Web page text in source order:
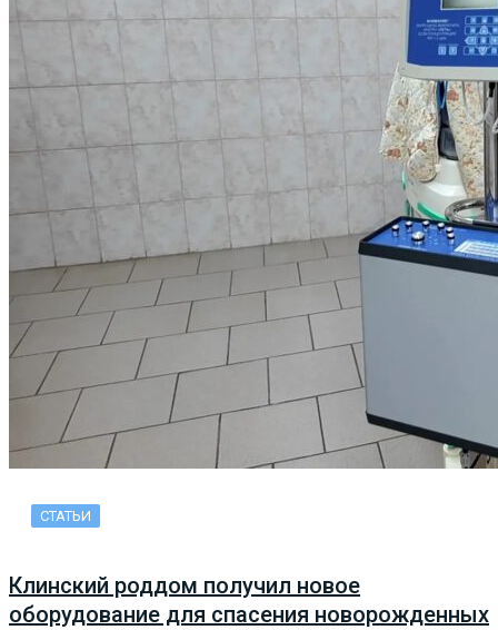
СТАТЬИ
Клинский роддом получил новое
оборудование для спасения новорожденных